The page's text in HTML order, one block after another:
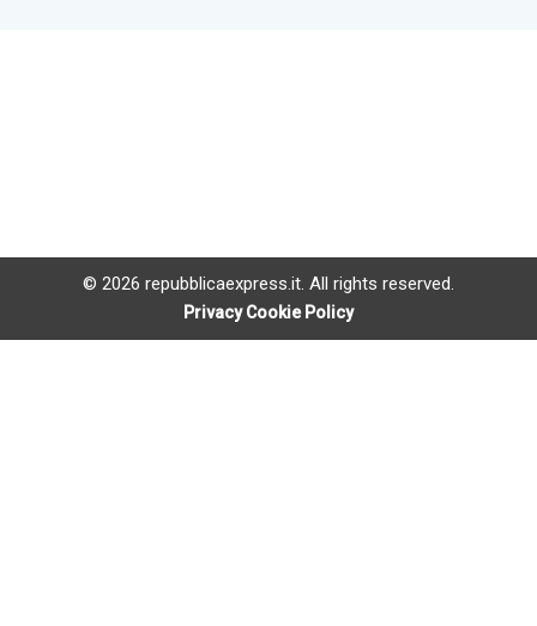
© 2026 repubblicaexpress.it. All rights reserved.
Privacy Cookie Policy